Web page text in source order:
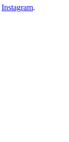
Instagram.